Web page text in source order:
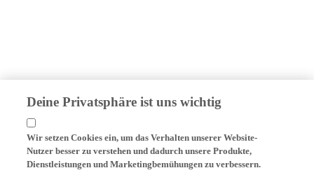
Deine Privatsphäre ist uns wichtig
Wir setzen Cookies ein, um das Verhalten unserer Website-
Nutzer besser zu verstehen und dadurch unsere Produkte,
Dienstleistungen und Marketingbemühungen zu verbessern.